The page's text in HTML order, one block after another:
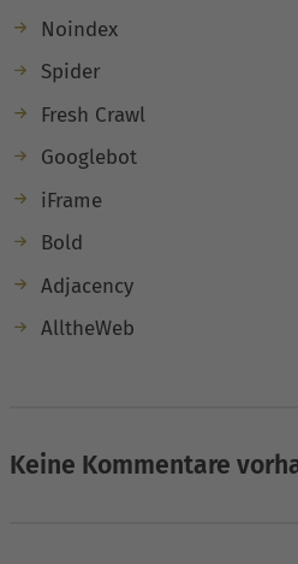
Noindex
Spider
Fresh Crawl
Googlebot
iFrame
Bold
Adjacency
AlltheWeb
Keine Kommentare